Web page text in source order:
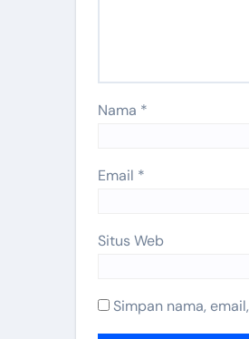
Nama *
Email *
Situs Web
Simpan nama,